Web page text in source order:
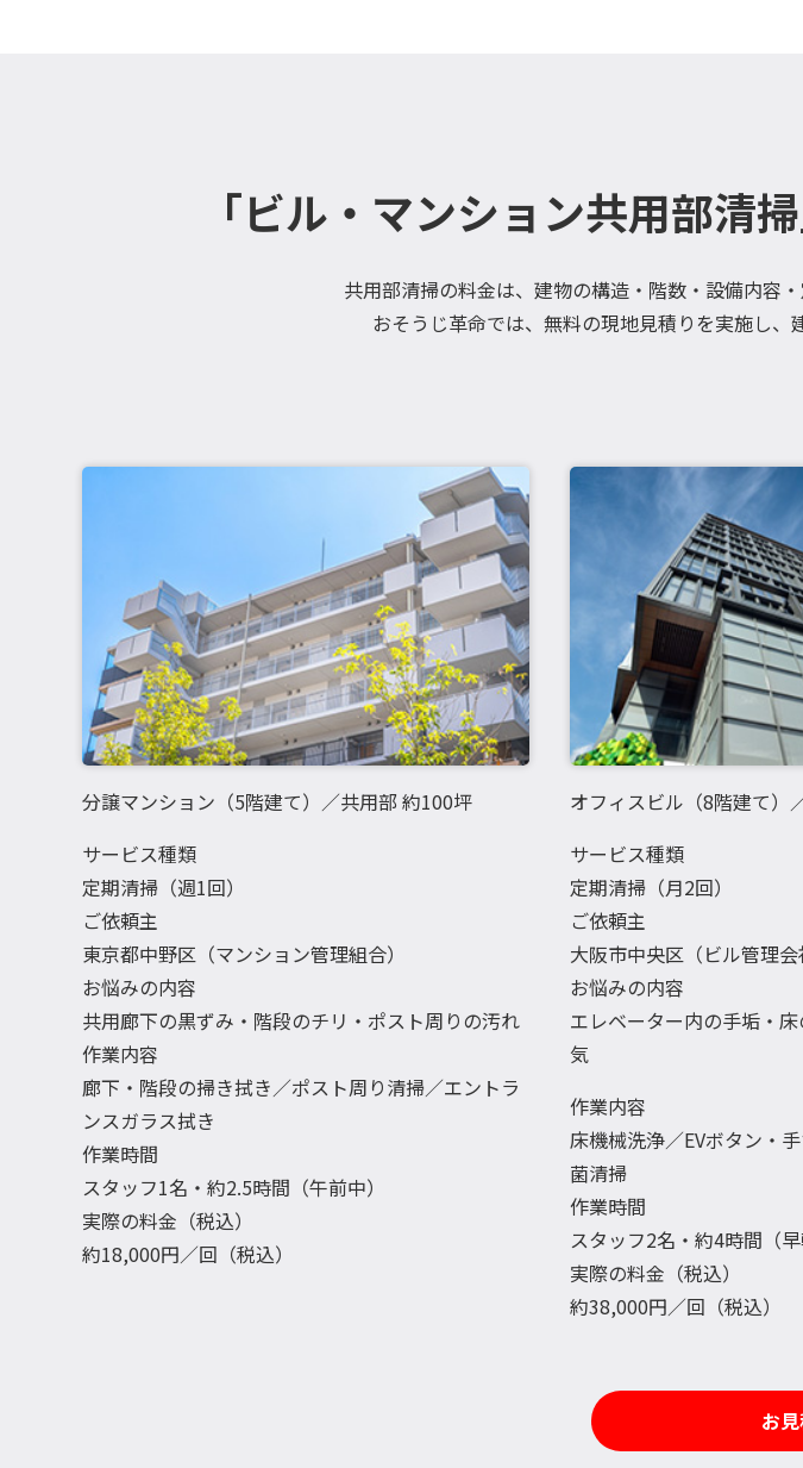
「ビル・マンション共用部清
共用部清掃の料金は、建物の構造・階数・設備内容
おそうじ革命では、無料の現地見積りを実施し、
分譲マンション（5階建て）／共用部 約100坪
サービス種類
定期清掃（週1回）
ご依頼主
東京都中野区（マンション管理組合）
お悩みの内容
共用廊下の黒ずみ・階段のチリ・ポスト周りの汚れ
作業内容
廊下・階段の掃き拭き／ポスト周り清掃／エントラ
ンスガラス拭き
作業時間
スタッフ1名・約2.5時間（午前中）
実際の料金（税込）
約18,000円／回（税込）
オフィスビル（8階建て）
サービス種類
定期清掃（月2回）
ご依頼主
大阪市中央区（ビル管理会
お悩みの内容
エレベーター内の手垢・
気
作業内容
床機械洗浄／EVボタン・
菌清掃
作業時間
スタッフ2名・約4時間（早
実際の料金（税込）
約38,000円／回（税込）
お